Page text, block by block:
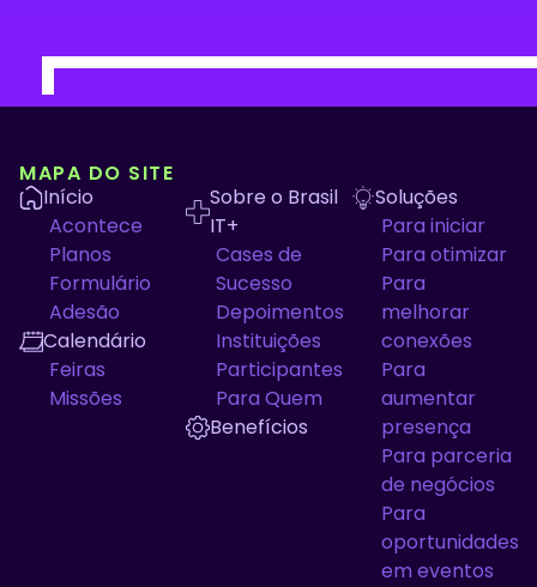
MAPA DO SITE
Início
Acontece
Planos
Formulário
Adesão
Calendário
Feiras
Missões
Sobre o Brasil
IT+
Cases de
Sucesso
Depoimentos
Instituições
Participantes
Para Quem
Benefícios
Soluções
Para iniciar
Para otimizar
Para
melhorar
conexões
Para
aumentar
presença
Para parceria
de negócios
Para
oportunidades
em eventos